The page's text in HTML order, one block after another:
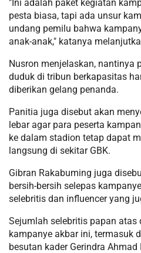
"Ini adalah paket kegiatan
pesta biasa, tapi ada unsur
undang pemilu bahwa
anak-anak," katanya
Nusron menjelaskan, nantinya
duduk di tribun berkapasitas
diberikan gelang penanda.
Panitia juga disebut akan
lebar agar para peserta
ke dalam stadion tetap dapat
langsung di sekitar GBK.
Gibran Rakabuming juga
bersih-bersih selepas
selebritis dan influencer yang
Sejumlah selebritis papan
kampanye akbar ini, termasuk
besutan kader Gerindra